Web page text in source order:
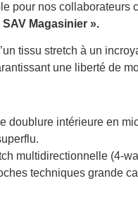
nos collaborateurs
Magasinier ».
tissu stretch à un
une liberté de
doublure intérieure en
multidirectionnelle (4-
techniques grande